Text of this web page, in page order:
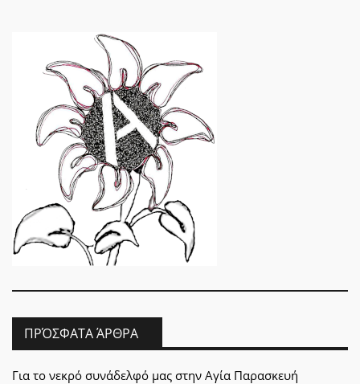
ΠΡΌΣΦΑΤΑ ΆΡΘΡΑ
Για το νεκρό συνάδελφό μας στην Αγία Παρασκευή